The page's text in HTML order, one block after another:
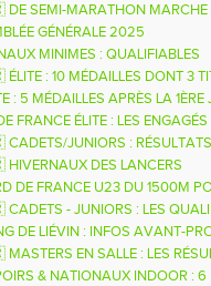
SEMI-MARATHON MARCHE
DE PRINTEMPS
GÉNÉRALE 2025
MINIMES : QUALIFIABLES
: 10 MÉDAILLES DONT 3
: 5 MÉDAILLES APRÈS LA 1ÈRE
FRANCE ÉLITE : LES ENGAGÉS
JUNIORS : RÉSULTATS
DES LANCERS
DE FRANCE U23 DU 1500M
- JUNIORS : LES
DE LIÉVIN : INFOS AVANT-
EN SALLE : LES
& NATIONAUX INDOOR : 6